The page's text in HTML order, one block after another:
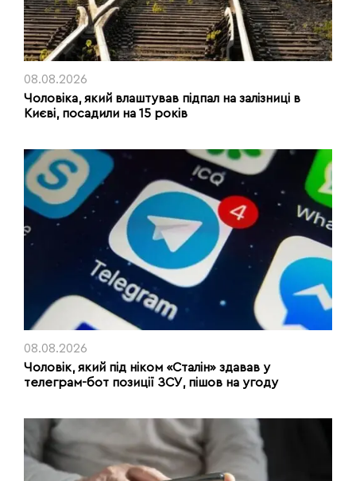
08.08.2026
Чоловіка, який влаштував підпал на залізниці в
Києві, посадили на 15 років
08.08.2026
Чоловік, який під ніком «Сталін» здавав у
телеграм-бот позиції ЗСУ, пішов на угоду